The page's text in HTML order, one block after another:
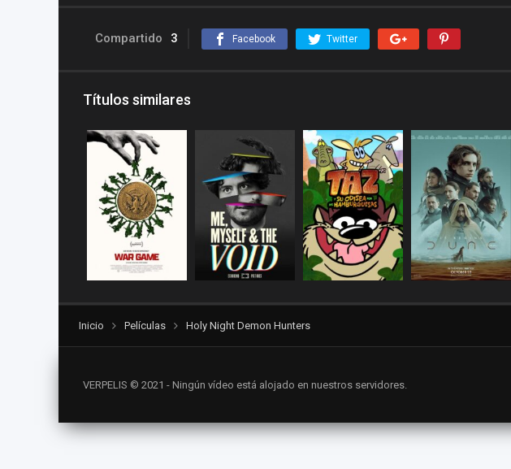
Compartido 3 Facebook Twitter
Títulos similares
Inicio Películas Holy Night Demon Hunters
VERPELIS © 2021 - Ningún vídeo está alojado en nuestros servidores.